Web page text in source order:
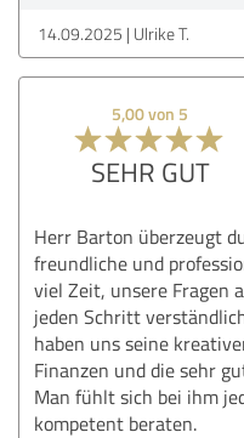
14.09.2025 Ulrike T.
5,00 von 5
SEHR GUT
Herr Barton überzeugt
freundliche und
viel Zeit, unsere Fragen
jeden Schritt
haben uns seine
Finanzen und die sehr
Man fühlt sich bei ihm
kompetent beraten.